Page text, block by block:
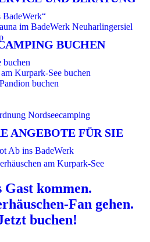
im BadeWerk Neuharlingersiel
BUCHEN
buchen
Kurpark-See buchen
buchen
Nordseecamping
ANGEBOTE FÜR SIE
Ab ins BadeWerk
Gast kommen.
Fan gehen.
buchen!